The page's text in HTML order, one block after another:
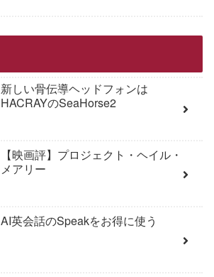
新しい骨伝導ヘッドフォンは
HACRAYのSeaHorse2
【映画評】プロジェクト・ヘイル・
メアリー
AI英会話のSpeakをお得に使う